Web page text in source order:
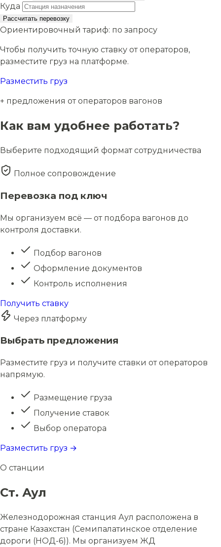
Куда
Рассчитать перевозку
Ориентировочный тариф: по запросу
Чтобы получить точную ставку от операторов,
разместите груз на платформе.
Разместить груз
+ предложения от операторов вагонов
Как вам удобнее работать?
Выберите подходящий формат сотрудничества
Полное сопровождение
Перевозка под ключ
Мы организуем всё — от подбора вагонов до
контроля доставки.
Подбор вагонов
Оформление документов
Контроль исполнения
Получить ставку
Через платформу
Выбрать предложения
Разместите груз и получите ставки от операторов
напрямую.
Размещение груза
Получение ставок
Выбор оператора
Разместить груз →
О станции
Ст. Аул
Железнодорожная станция Аул расположена в
стране Казахстан (Семипалатинское отделение
дороги (НОД-6)). Мы организуем ЖД